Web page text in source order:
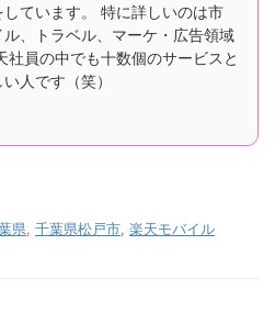
しています。 特に詳しいのは市
、トラベル、マーケ・広告領域
社員の中でも十数個のサービスと
人です（笑）
県 千葉県松戸市 楽天モバイル